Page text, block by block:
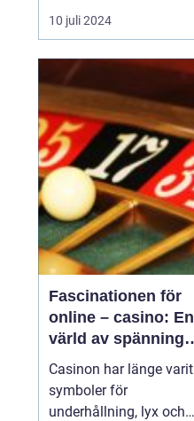
bara öppnar det dörrar
till en av Sveriges äldsta
det är också en väg till
kunskap om och respekt
för v&ar...
10 juli 2024
Fascinationen för
online – casino: En
värld av spänning
och underhållning
Casinon har länge varit
symboler för
underhållning, lyx och